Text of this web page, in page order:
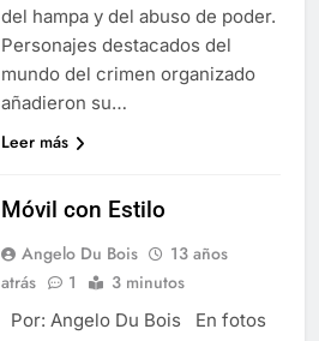
del hampa y del abuso de poder.
Personajes destacados del
mundo del crimen organizado
añadieron su…
Leer más
Móvil con Estilo
Angelo Du Bois
13 años
atrás
1 3 minutos
Por: Angelo Du Bois En fotos